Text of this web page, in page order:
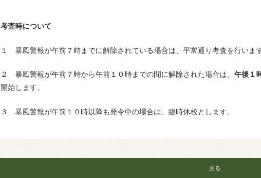
考査時について
１ 暴風警報が午前７時までに解除されている場合は、平常通り考査を行います
２ 暴風警報が午前７時から午前１０時までの間に解除された場合は、 午後１
開始します。
３ 暴風警報が午前１０時以降も発令中の場合は、臨時休校とします。
戻る